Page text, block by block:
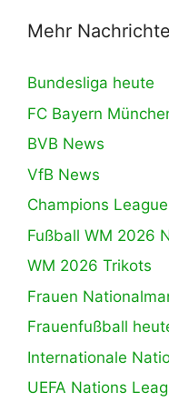
Mehr
Bundesliga heute
FC Bayern
BVB News
VfB News
Champions
Fußball WM 2026
WM 2026 Trikots
Frauen
Frauenfußball
Internationale
UEFA Nations